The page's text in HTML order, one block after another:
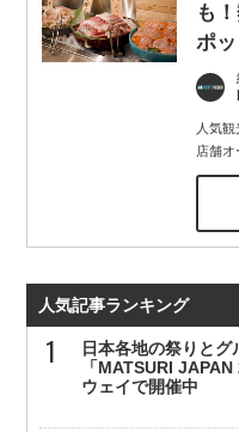
も
ポッ
人気
店舗オ
人気記事ランキング
日本各地の祭りと
「MATSURI
ウェイで開催中